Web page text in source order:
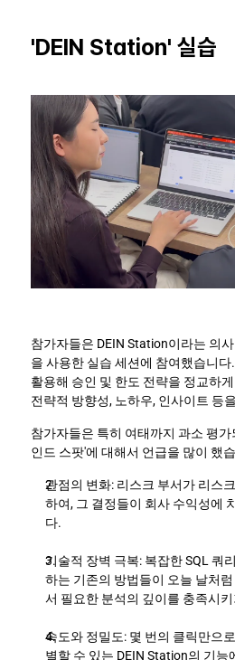
'DEIN Station' 실습
참가자들은 DEIN Station이라는 의
을 사용한 실습 세션에 참여했습니
활용해 승인 및 한도 전략을 정교하
전략적 방향성, 노하우, 인사이트 등
참가자들은 특히 여태까지 과소 평
인드 스팟'에 대해서 언급을 많이 했
관점의 변화: 리스크 부서가 리스
하여, 그 결정들이 회사 수익성에
다.
기술적 장벽 극복: 복잡한 SQL 쿼
하는 기존의 방법들이 오늘 날처
서 필요한 분석의 깊이를 충족시
속도와 정밀도: 몇 번의 클릭만으
별할 수 있는 DEIN Station의 기능